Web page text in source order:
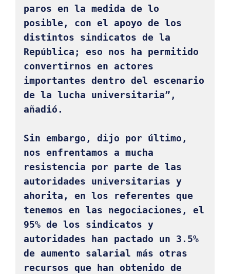
paros en la medida de lo
posible, con el apoyo de los
distintos sindicatos de la
República; eso nos ha permitido
convertirnos en actores
importantes dentro del escenario
de la lucha universitaria”,
añadió.
Sin embargo, dijo por último,
nos enfrentamos a mucha
resistencia por parte de las
autoridades universitarias y
ahorita, en los referentes que
tenemos en las negociaciones, el
95% de los sindicatos y
autoridades han pactado un 3.5%
de aumento salarial más otras
recursos que han obtenido de